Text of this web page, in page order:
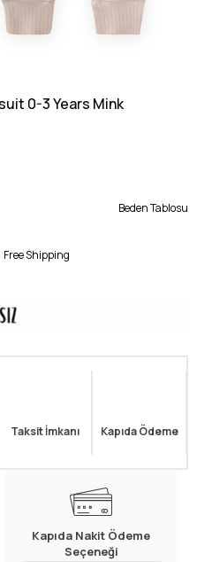
0-3 Years Mink
Beden Tablosu
Free Shipping
Taksit İmkanı Kapıda Ödeme
Kapıda Nakit Ödeme
Seçeneği